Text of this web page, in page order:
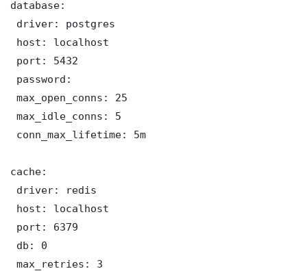
database:
driver: postgres
host: localhost
port: 5432
password:
max_open_conns: 25
max_idle_conns: 5
conn_max_lifetime: 5m
cache:
driver: redis
host: localhost
port: 6379
db: 0
max_retries: 3